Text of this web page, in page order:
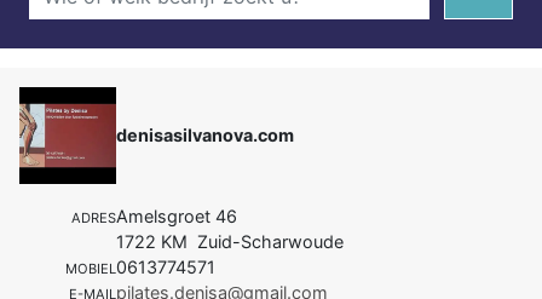
denisasilvanova.com
ADRESAmelsgroet 46
1722 KM Zuid-Scharwoude
MOBIEL0613774571
E-MAILpilates.denisa@gmail.com